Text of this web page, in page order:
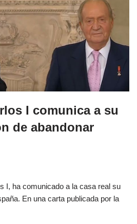
I comunica a su
de abandonar
I, ha comunicado a la casa real su
En una carta publicada por la